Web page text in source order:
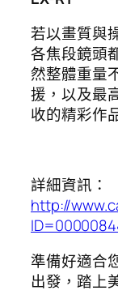
若以畫質與
各焦段鏡頭
然整體重量
援，以及最
收的精彩作
詳細資訊：
http://
準備好適合
出發，踏上